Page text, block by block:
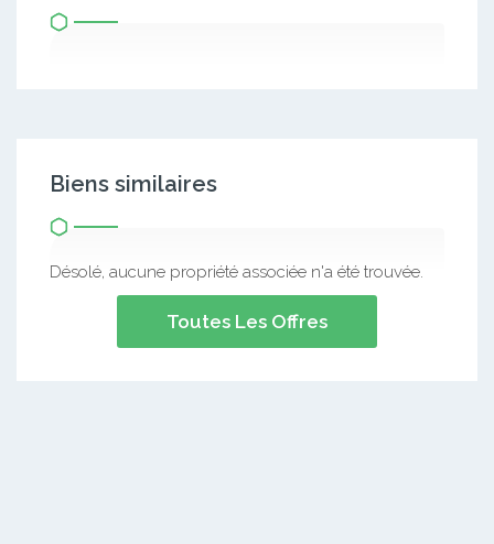
Biens similaires
Désolé, aucune propriété associée n'a été trouvée.
Toutes Les Offres